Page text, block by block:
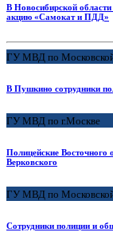
В Новосибирской
акцию «Самокат и ПДД»
ГУ МВД по
В Пушкино сотрудники
ГУ МВД по г.Москве
Полицейские Восточного
Верковского
ГУ МВД по
Сотрудники полиции и